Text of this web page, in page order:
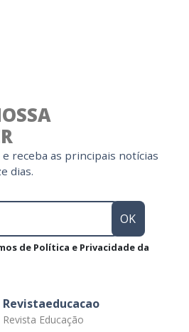
receba as principais notícias
dias.
de Política e Privacidade da
Revistaeducacao
Revista Educação